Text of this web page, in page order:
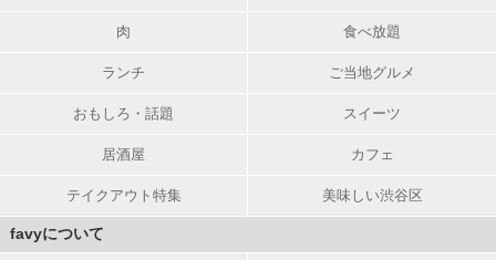
肉 食べ放題
ランチ ご当地グルメ
おもしろ・話題 スイーツ
居酒屋 カフェ
テイクアウト特集 美味しい渋谷区
favyについて